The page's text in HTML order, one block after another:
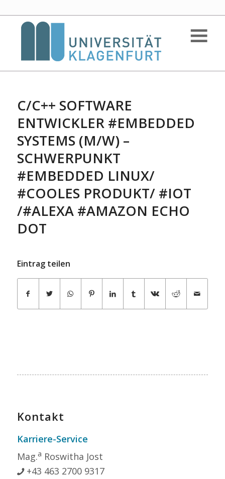
C/C++ SOFTWARE
ENTWICKLER #EMBEDDED
SYSTEMS (M/W) –
SCHWERPUNKT
#EMBEDDED LINUX/
#COOLES PRODUKT/ #IOT
/#ALEXA #AMAZON ECHO
DOT
Eintrag teilen
Kontakt
Karriere-Service
Mag.a Roswitha Jost
+43 463 2700 9317